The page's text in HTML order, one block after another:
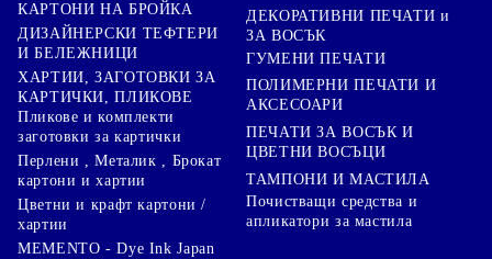
КАРТОНИ НА БРОЙКА
ДИЗАЙНЕРСКИ ТЕФТЕРИ
И БЕЛЕЖНИЦИ
ХАРТИИ, ЗАГОТОВКИ ЗА
КАРТИЧКИ, ПЛИКОВЕ
Пликове и комплекти
заготовки за картички
Перлени , Металик , Брокат
картони и хартии
Цветни и крафт картони /
хартии
ДЕКОРАТИВНИ ПЕЧАТИ и
ЗА ВОСЪК
ГУМЕНИ ПЕЧАТИ
ПОЛИМЕРНИ ПЕЧАТИ И
АКСЕСОАРИ
ПЕЧАТИ ЗА ВОСЪК И
ЦВЕТНИ ВОСЪЦИ
ТАМПОНИ И МАСТИЛА
Почистващи средства и
апликатори за мастила
MEMENTO - Dye Ink Japan